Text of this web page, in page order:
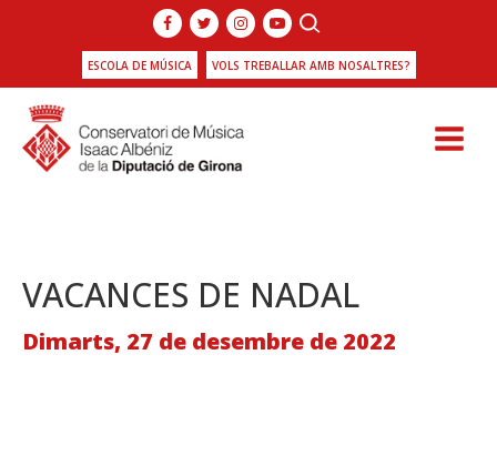
ESCOLA DE MÚSICA VOLS TREBALLAR AMB NOSALTRES?
VACANCES DE NADAL
Dimarts, 27 de desembre de 2022